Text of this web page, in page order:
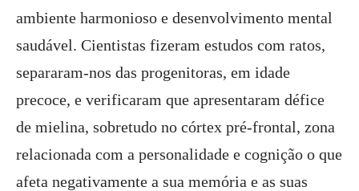
ambiente harmonioso e desenvolvimento mental
saudável. Cientistas fizeram estudos com ratos,
separaram-nos das progenitoras, em idade
precoce, e verificaram que apresentaram défice
de mielina, sobretudo no córtex pré-frontal, zona
relacionada com a personalidade e cognição o que
afeta negativamente a sua memória e as suas